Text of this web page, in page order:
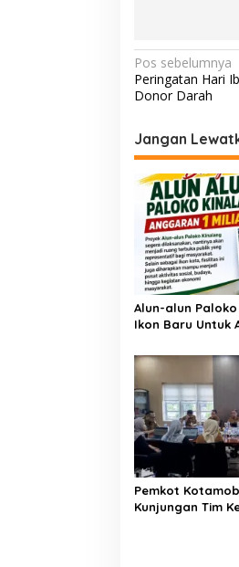
N
a
i
g
a
s
p
o
s
Pos sebelumnya
Peringatan Hari
Donor Darah
Jangan
Alun-alun
Ikon Baru Untuk
Pemkot
Kunjungan Tim